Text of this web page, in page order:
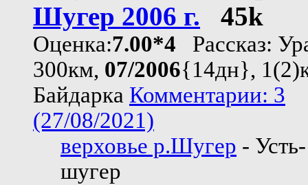
Шугер 2006 г.
45k
Оценка:7.00*4 Рассказ:
300км, 07/2006{14дн},
Байдарка Комментарии: 3
(27/08/2021)
верховье р.Шугер - Усть-
шугер